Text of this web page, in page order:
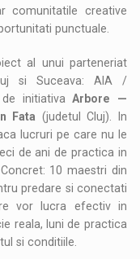
comunitatile creative
punctuale.
al unui parteneriat
si Suceava: AIA /
de initiativaArbore —
Fata (judetul Cluj). In
lucruri pe care nu le
de ani de practica in
10 maestri din
predare si conectati
vor lucra efectiv in
reala, luni de practica
si conditiile.